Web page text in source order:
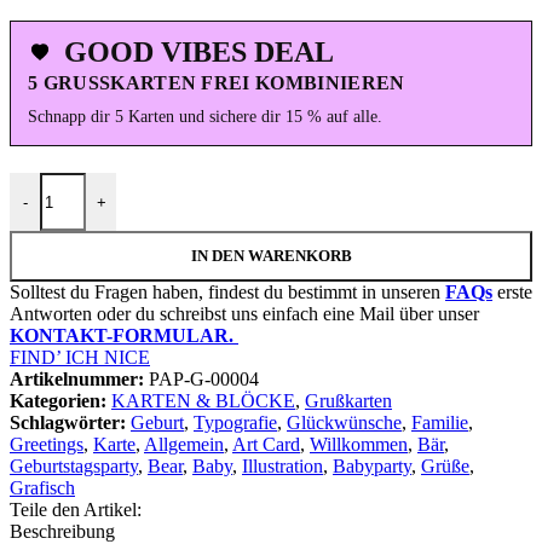
GOOD VIBES DEAL
5 GRUSSKARTEN FREI KOMBINIEREN
Schnapp dir 5 Karten und sichere dir 15 % auf alle.
-
Grußkarte "Bärenfamilie" | 115x165mm inkl. DIN B6-Umschlag
+
IN DEN WARENKORB
Solltest du Fragen haben, findest du bestimmt in unseren FAQs erste
Antworten oder du schreibst uns einfach eine Mail über unser
KONTAKT-FORMULAR.
FIND’ ICH NICE
Artikelnummer: PAP-G-00004
Kategorien: KARTEN & BLÖCKE, Grußkarten
Schlagwörter: Geburt, Typografie, Glückwünsche, Familie,
Greetings, Karte, Allgemein, Art Card, Willkommen, Bär,
Geburtstagsparty, Bear, Baby, Illustration, Babyparty, Grüße,
Grafisch
Teile den Artikel:
Beschreibung